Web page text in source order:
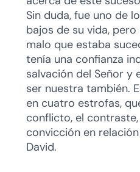
Sin duda, fue uno de
bajos de su vida,
malo que estaba
tenía una confianza
salvación del Señor y
ser nuestra también.
en cuatro estrofas,
conflicto, el
convicción en
David.